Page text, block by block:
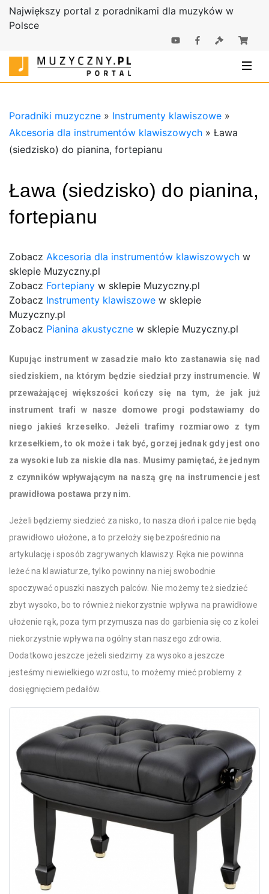
Największy portal z poradnikami dla muzyków w
Polsce
Sklep
muzyczne |
Poradniki muzyczne » Instrumenty klawiszowe »
Akcesoria dla instrumentów klawiszowych » Ława
(siedzisko) do pianina, fortepianu
Ława (siedzisko) do pianina,
fortepianu
Zobacz Akcesoria dla instrumentów klawiszowych w
sklepie Muzyczny.pl
Zobacz Fortepiany w sklepie Muzyczny.pl
Zobacz Instrumenty klawiszowe w sklepie
Muzyczny.pl
Zobacz Pianina akustyczne w sklepie Muzyczny.pl
Kupując instrument w zasadzie mało kto zastanawia się nad
siedziskiem, na którym będzie siedział przy instrumencie. W
przeważającej większości kończy się na tym, że jak już
instrument trafi w nasze domowe progi podstawiamy do
niego jakieś krzesełko. Jeżeli trafimy rozmiarowo z tym
krzesełkiem, to ok może i tak być, gorzej jednak gdy jest ono
za wysokie lub za niskie dla nas. Musimy pamiętać, że jednym
z czynników wpływającym na naszą grę na instrumencie jest
prawidłowa postawa przy nim.
Jeżeli będziemy siedzieć za nisko, to nasza dłoń i palce nie będą
prawidłowo ułożone, a to przełoży się bezpośrednio na
artykulację i sposób zagrywanych klawiszy. Ręka nie powinna
leżeć na klawiaturze, tylko powinny na niej swobodnie
spoczywać opuszki naszych palców. Nie możemy też siedzieć
zbyt wysoko, bo to również niekorzystnie wpływa na prawidłowe
ułożenie rąk, poza tym przymusza nas do garbienia się co z kolei
niekorzystnie wpływa na ogólny stan naszego zdrowia.
Dodatkowo jeszcze jeżeli siedzimy za wysoko a jeszcze
jesteśmy niewielkiego wzrostu, to możemy mieć problemy z
dosięgnięciem pedałów.